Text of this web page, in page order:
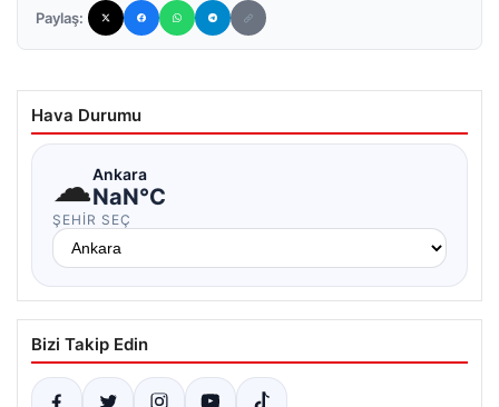
Paylaş:
Hava Durumu
☁Ankara
NaN°C
ŞEHIR SEÇ
Bizi Takip Edin